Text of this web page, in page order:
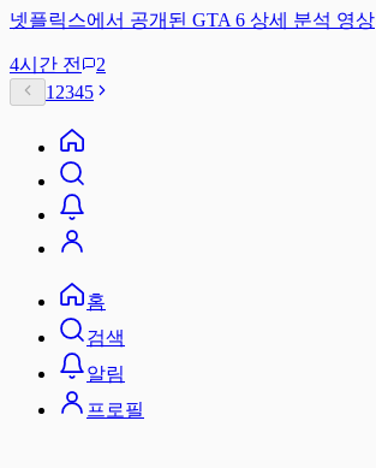
넷플릭스에서 공개된 GTA 6 상세 분석 영상
4시간 전
2
1 2345
홈
검색
알림
프로필